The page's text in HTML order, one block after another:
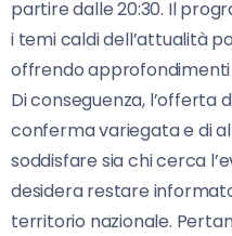
partire dalle 20:30. Il
i temi caldi dell’attualità
offrendo approfondimenti
Di conseguenza, l’offerta
conferma variegata e di
soddisfare sia chi cerca
desidera restare
territorio nazionale.